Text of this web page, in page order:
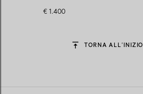
€ 1.400
TORNA ALL’INIZIO